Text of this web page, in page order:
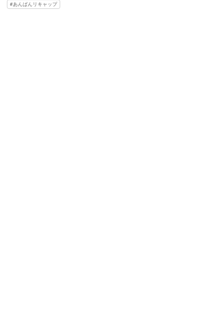
あんぱんリキャップ